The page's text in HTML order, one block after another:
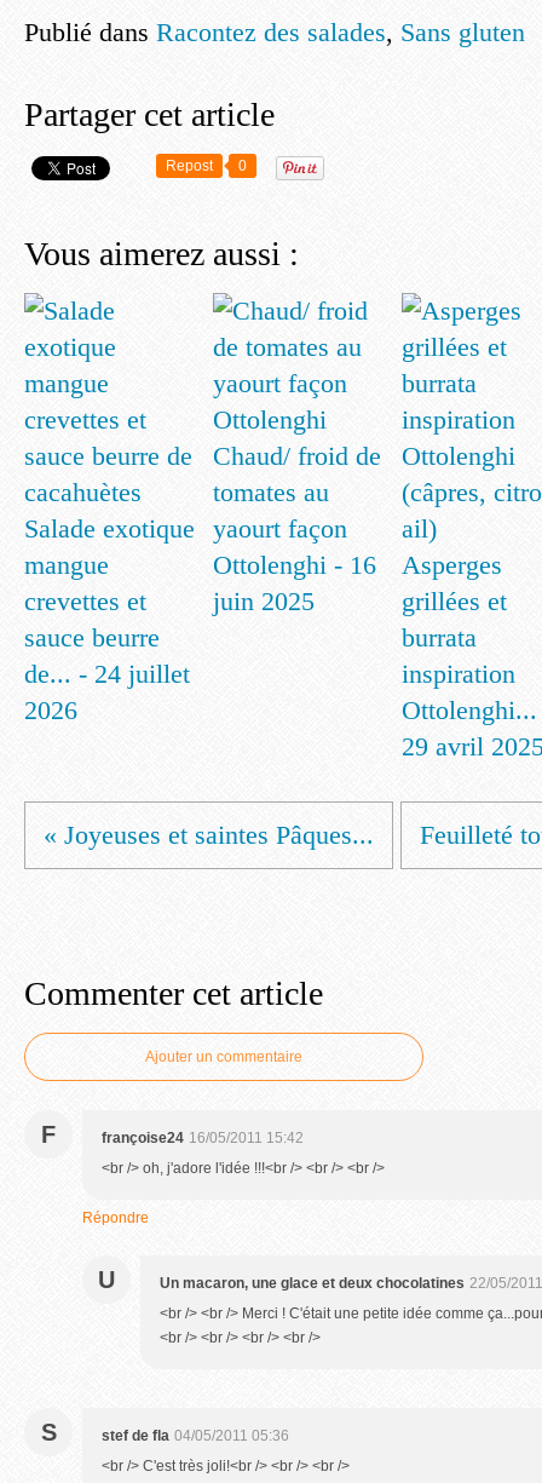
Publié dans Racontez des salades, Sans gluten
Partager cet article
Repost 0
Vous aimerez aussi :
Salade exotique
mangue
crevettes et
sauce beurre
de... - 24 juillet
2026
Chaud/ froid de
tomates au
yaourt façon
Ottolenghi - 16
juin 2025
Asperges
grillées et
burrata
inspiration
29 avril
« Joyeuses et saintes Pâques... Feuilleté
Commenter cet article
Ajouter un commentaire
F françoise24 16/05/2011 15:42
<br /> oh, j'adore l'idée !!!<br /> <br /> <br />
Répondre
U Un macaron, une glace et deux chocolatines 22/05/
<br /> <br /> Merci ! C'était une petite idée comme
<br /> <br /> <br /> <br />
S stef de fla 04/05/2011 05:36
<br /> C'est très joli!<br /> <br /> <br />